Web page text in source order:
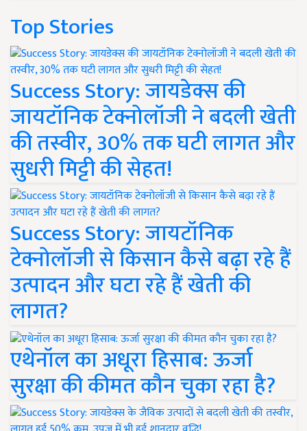
Top Stories
Success Story: जायडेक्स की
जायटॉनिक टेक्नोलॉजी ने बदली खेती
की तस्वीर, 30% तक घटी लागत और
सुधरी मिट्टी की सेहत!
Success Story: जायटॉनिक
टेक्नोलॉजी से किसान कैसे बढ़ा रहे हैं
उत्पादन और घटा रहे हैं खेती की
लागत?
एथेनॉल का अधूरा हिसाब: ऊर्जा
सुरक्षा की कीमत कौन चुका रहा है?